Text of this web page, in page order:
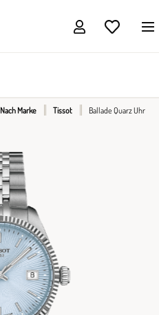
Nach Marke Tissot Ballade Quarz Uhr